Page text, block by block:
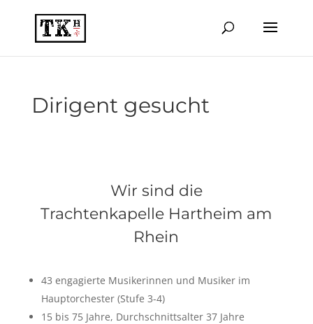
Dirigent gesucht
Wir sind die
Trachtenkapelle Hartheim am
Rhein
43 engagierte Musikerinnen und Musiker im
Hauptorchester (Stufe 3-4)
15 bis 75 Jahre, Durchschnittsalter 37 Jahre